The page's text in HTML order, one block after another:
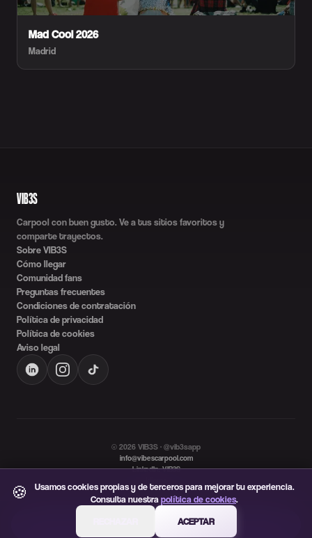
Mad Cool 2026
Madrid
Descarga VIB3S gratis
VIB3S
Carpool con buen gusto. Ve a tus sitios favoritos y
comparte trayectos.
Sobre VIB3S
Cómo llegar
Comunidad fans
Preguntas frecuentes
Condiciones de contratación
Política de privacidad
Política de cookies
Aviso legal
© 2026 VIB3S · @vib3sapp
info@vibescarpool.com
LinkedIn: VIB3S
ES
EN
🍪
Usamos cookies propias y de terceros para mejorar tu experiencia.
Consulta nuestrapolítica de cookies.
ACEPTAR